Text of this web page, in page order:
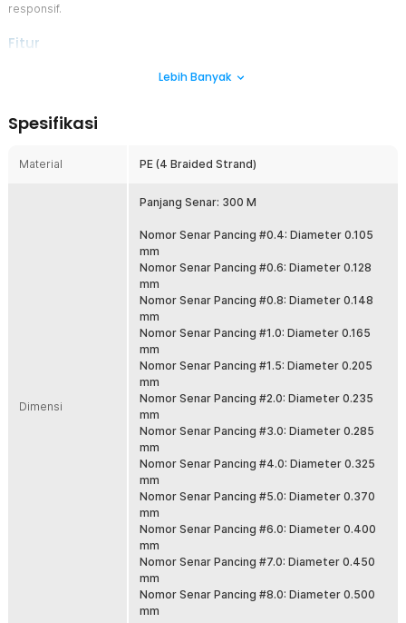
responsif.
Fitur
Anyaman PE 4 Serat Super Kuat
Struktur ini membantu mengurangi risiko putus saat tarikan
trip mancing berat.
Karakter low stretch membuat getaran kecil dari umpan atau gigitan
sigap dan akurat. Sangat membantu untuk teknik casting, jigging,
maupun bottom fishing.
Diameter Tipis, Lemparan Lebih Jauh
Meski kuat, senar tetap memiliki diameter relatif tipis sehingga
hambatan udara dan air lebih rendah. Hasilnya lemparan menjadi
lebih jauh dan lebih presisi. Cocok untuk area spot ikan yang jauh
dari bibir pantai atau tepi sungai.
Panjang 300 M Lebih Hemat
Dengan panjang 300 M, Anda bisa mengisi spool reel dengan
optimal atau membagi penggunaan fishing line untuk beberapa
reel. Lebih ekonomis dibanding membeli gulungan pendek
berulang kali. Ideal untuk pemancing aktif.
Cocok untuk Air Tawar dan Air Laut
Material PE tahan digunakan di berbagai kondisi perairan. Cocok
untuk sungai, danau, tambak, hingga laut. Pilihan tepat untuk yang
membutuhkan satu senar pancing serbaguna untuk berbagai trip.
Banyak Pilihan Ukuran PE
Tersedia dari ukuran 0.105 mm hingga 0.500 mm sesuai target ikan.
Bisa dipilih untuk ikan kecil, predator air tawar, hingga ikan laut
besar. Tinggal sesuaikan dengan reel dan teknik memancing Anda.
Lebih Banyak
Spesifikasi
Material PE (4 Braided Strand)
Dimensi
Panjang Senar: 300 M
Nomor Senar Pancing #0.4: Diameter 0.105
mm
Nomor Senar Pancing #0.6: Diameter 0.128
mm
Nomor Senar Pancing #0.8: Diameter 0.148
mm
Nomor Senar Pancing #1.0: Diameter 0.165
mm
Nomor Senar Pancing #1.5: Diameter 0.205
mm
Nomor Senar Pancing #2.0: Diameter 0.235
mm
Nomor Senar Pancing #3.0: Diameter 0.285
mm
Nomor Senar Pancing #4.0: Diameter 0.325
mm
Nomor Senar Pancing #5.0: Diameter 0.370
mm
Nomor Senar Pancing #6.0: Diameter 0.400
mm
Nomor Senar Pancing #7.0: Diameter 0.450
mm
Nomor Senar Pancing #8.0: Diameter 0.500
mm